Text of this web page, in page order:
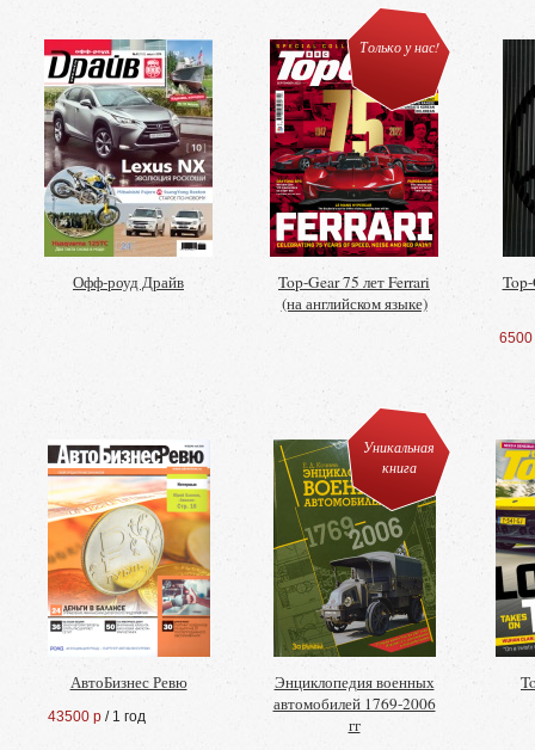
Офф-роуд Драйв
Только у нас!
Top-Gear 75 лет Ferrari
(на английском языке)
6500
АвтоБизнес Ревю
43500 р / 1 год
Уникальная
книга
Энциклопедия военных
автомобилей 1769-2006
гг